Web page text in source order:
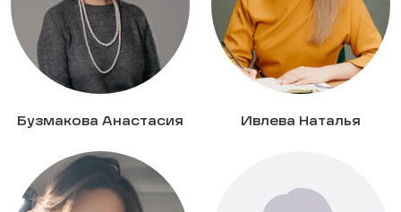
Бузмакова Анастасия Ивлева Наталья